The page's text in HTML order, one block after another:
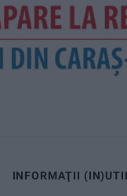
INFORMAŢII